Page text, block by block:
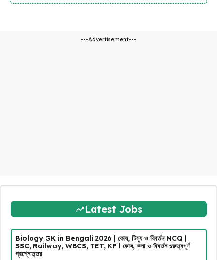
---Advertisement---
Latest Jobs
Biology GK in Bengali 2026 | কোষ, টিস্যু ও বিবর্তন MCQ |
SSC, Railway, WBCS, TET, KP l কোষ, কলা ও বিবর্তন গুরুত্বপূর্ণ
প্রশ্নোত্তর